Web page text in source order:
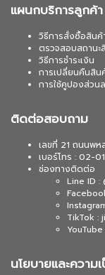
แผนกบริการลูกค้า
วิธีการสั่งซื้อสินค้
ตรวจสอบสถานะ
วิธีการชำระเงิน
การเปลี่ยนคืนสิน
การใช้คูปองส่วน
ติดต่อสอบถาม
เลขที่ 21 ถนนพห
เบอร์โทร : 02-
ช่องทางติดต่อ
Line ID :
TikTok :
นโยบายและความ